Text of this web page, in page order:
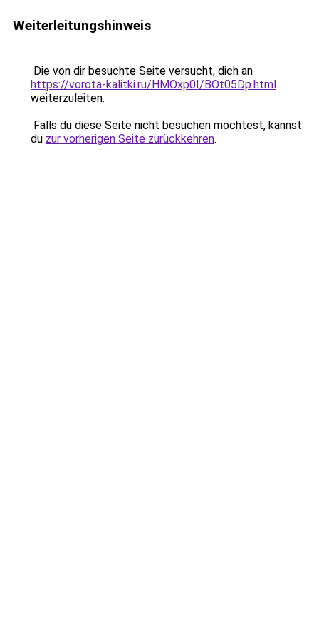
Weiterleitungshinweis
Die von dir besuchte Seite versucht, dich an
https://vorota-kalitki.ru/HMOxp0I/BOt05Dp.html
weiterzuleiten.
Falls du diese Seite nicht besuchen möchtest, kannst
du zur vorherigen Seite zurückkehren.